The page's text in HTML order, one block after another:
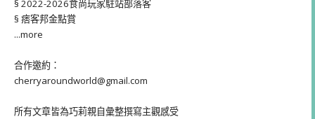
§ 2022-2026食尚玩家駐站部落客
§ 痞客邦金點賞
...more
合作邀約：
cherryaroundworld@gmail.com
所有文章皆為巧莉親自彙整撰寫主觀感受